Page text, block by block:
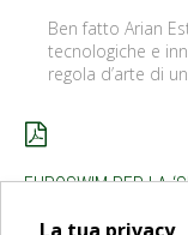
Ben fatto Arian
tecnologiche e
regola d’arte di
EUROSWIM PER LA